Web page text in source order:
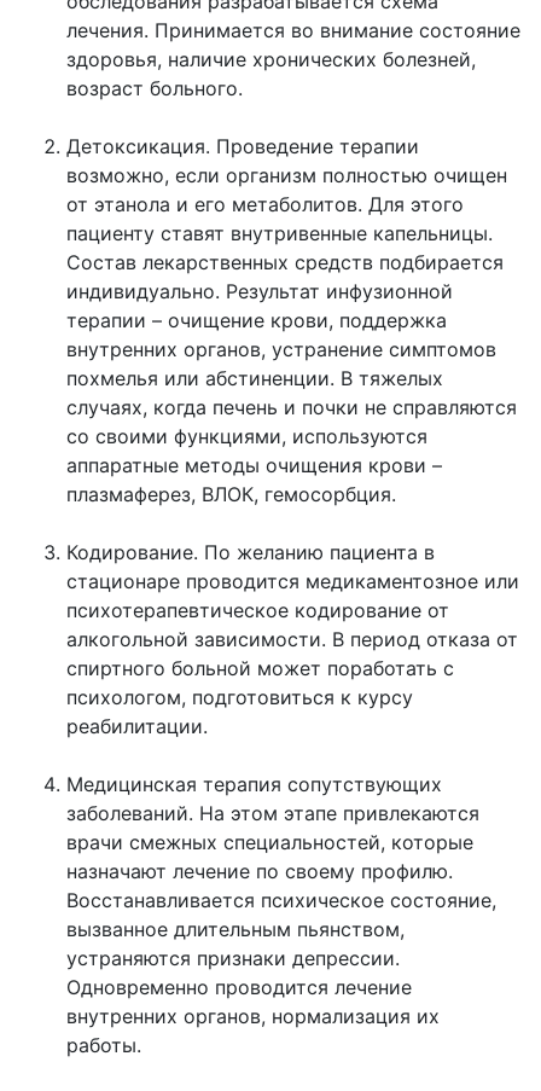
лечения. Принимается во внимание состояние
здоровья, наличие хронических болезней,
возраст больного.
Детоксикация. Проведение терапии
возможно, если организм полностью очищен
от этанола и его метаболитов. Для этого
пациенту ставят внутривенные капельницы.
Состав лекарственных средств подбирается
индивидуально. Результат инфузионной
терапии – очищение крови, поддержка
внутренних органов, устранение симптомов
похмелья или абстиненции. В тяжелых
случаях, когда печень и почки не справляются
со своими функциями, используются
аппаратные методы очищения крови –
плазмаферез, ВЛОК, гемосорбция.
Кодирование. По желанию пациента в
стационаре проводится медикаментозное или
психотерапевтическое кодирование от
алкогольной зависимости. В период отказа от
спиртного больной может поработать с
психологом, подготовиться к курсу
реабилитации.
Медицинская терапия сопутствующих
заболеваний. На этом этапе привлекаются
врачи смежных специальностей, которые
назначают лечение по своему профилю.
Восстанавливается психическое состояние,
вызванное длительным пьянством,
устраняются признаки депрессии.
Одновременно проводится лечение
внутренних органов, нормализация их
работы.